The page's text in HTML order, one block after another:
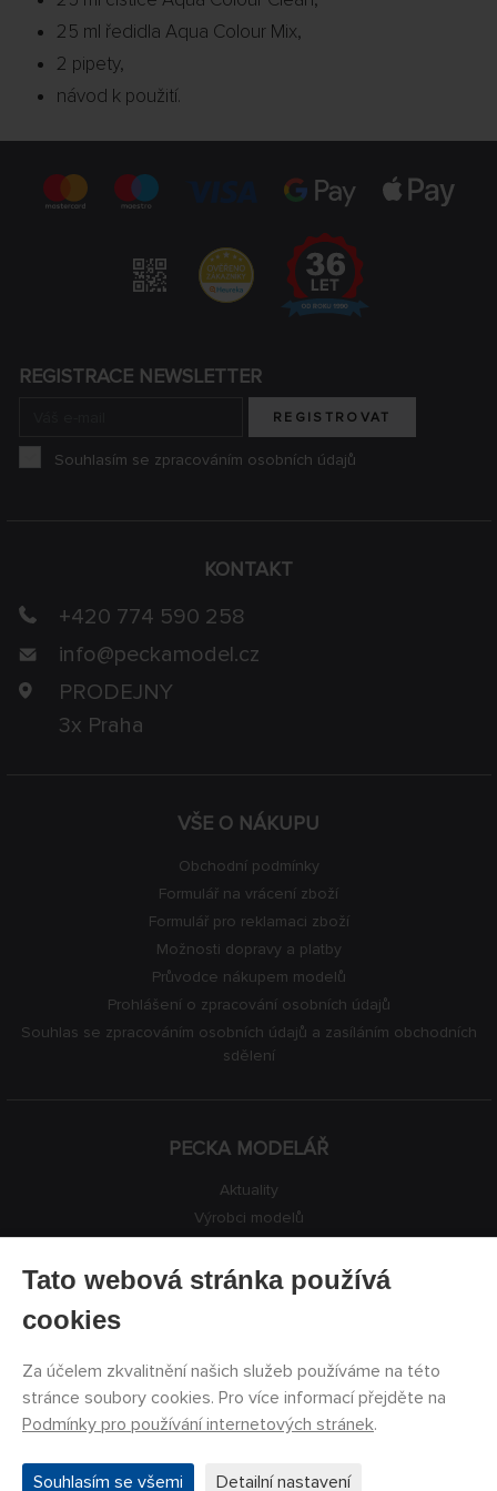
25 ml ředidla Aqua Colour Mix,
2 pipety,
návod k použití.
VŠE O NÁKUPU
Obchodní podmínky
Formulář na vrácení zboží
Formulář pro reklamaci zboží
Možnosti dopravy a platby
Průvodce nákupem modelů
Prohlášení o zpracování osobních údajů
Souhlas se zpracováním osobních údajů a zasíláním obchodních
sdělení
PECKA MODELÁŘ
Aktuality
Výrobci modelů
Kontakty
KONTAKT
+420 774 590 258
info@peckamodel.cz
PRODEJNY
3x Praha
REGISTRACE NEWSLETTER
REGISTROVAT
Souhlasím se zpracováním osobních údajů
©PECKA MODELÁŘ s.r.o.
Tato webová stránka používá
cookies
Za účelem zkvalitnění našich služeb používáme na této
stránce soubory cookies. Pro více informací přejděte na
Podmínky pro používání internetových stránek.
Souhlasím se všemi Detailní nastavení